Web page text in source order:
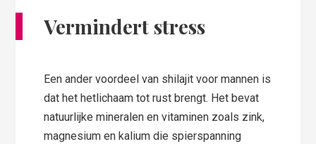
Vermindert stress
Een ander voordeel van shilajit voor mannen is
dat het hetlichaam tot rust brengt. Het bevat
natuurlijke mineralen en vitaminen zoals zink,
magnesium en kalium die spierspanning